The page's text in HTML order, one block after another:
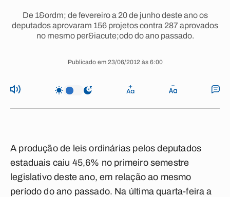
De 1&ordm; de fevereiro a 20 de junho deste ano os
deputados aprovaram 156 projetos contra 287 aprovados
no mesmo per&iacute;odo do ano passado.
Publicado em 23/06/2012 às 6:00
A produção de leis ordinárias pelos deputados
estaduais caiu 45,6% no primeiro semestre
legislativo deste ano, em relação ao mesmo
período do ano passado. Na última quarta-feira a